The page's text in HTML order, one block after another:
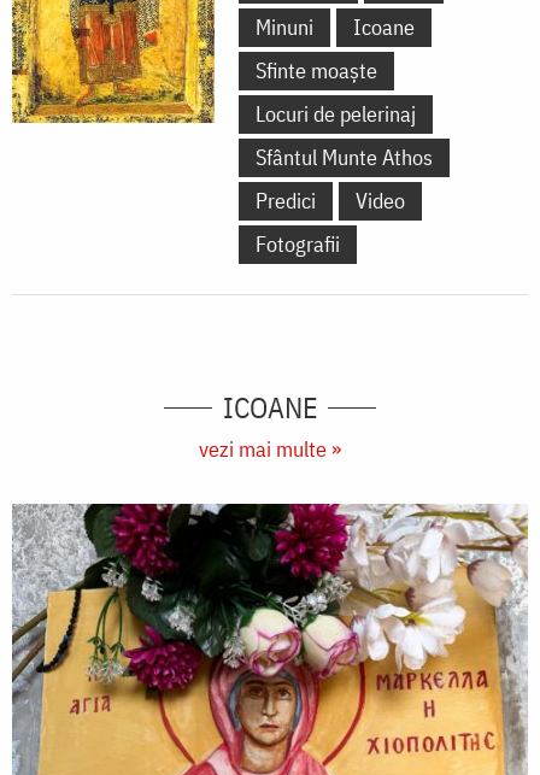
Minuni
Icoane
Sfinte moaște
Locuri de pelerinaj
Sfântul Munte Athos
Predici
Video
Fotografii
ICOANE
vezi mai multe »